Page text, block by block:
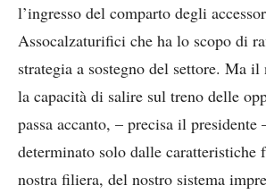
l’ingresso del comparto degli
Assocalzaturifici che ha lo scopo di
strategia a sostegno del settore. Ma il
la capacità di salire sul treno delle
passa accanto, – precisa il presidente
determinato solo dalle caratteristiche
nostra filiera, del nostro sistema